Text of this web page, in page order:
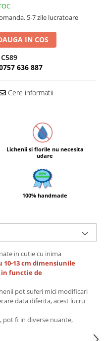
5-7 zile lucratoare
IN COS
C589
636 887
Cere informatii
Lichenii si florile nu necesita
udare
100% handmade
in cutie cu inima
10-13 cm dimensiunile
functie de
pot suferi mici modificari
data diferita, acest lucru
pot fi in diverse nuante,